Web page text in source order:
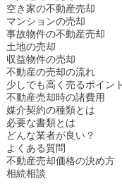
空き家の不動産売却
マンションの売却
事故物件の不動産売却
土地の売却
収益物件の売却
不動産の売却の流れ
少しでも高く売るポイント
不動産売却時の諸費用
媒介契約の種類とは
必要な書類とは
どんな業者が良い？
よくある質問
不動産売却価格の決め方
相続相談